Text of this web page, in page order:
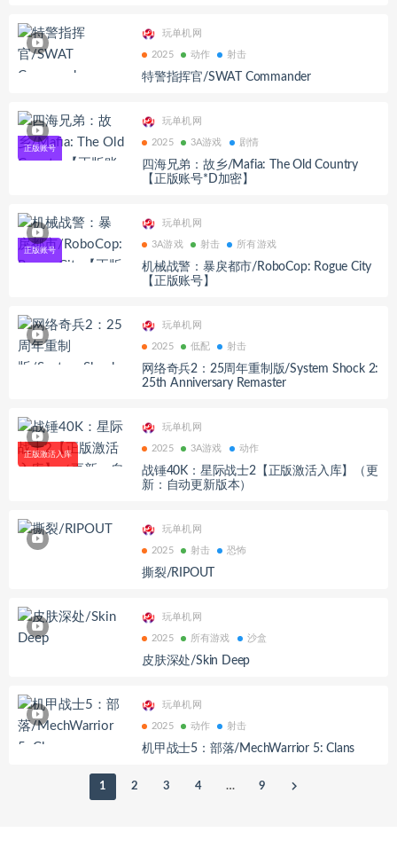
玩单机网
2025 动作 射击
特警指挥官/SWAT Commander
玩单机网
2025 3A游戏 剧情
四海兄弟：故乡/Mafia: The Old Country
【正版账号*D加密】
玩单机网
3A游戏 射击 所有游戏
机械战警：暴戾都市/RoboCop: Rogue City
【正版账号】
玩单机网
2025 低配 射击
网络奇兵2：25周年重制版/System Shock 2:
25th Anniversary Remaster
玩单机网
2025 3A游戏 动作
战锤40K：星际战士2【正版激活入库】（更
新：自动更新版本）
玩单机网
2025 射击 恐怖
撕裂/RIPOUT
玩单机网
2025 所有游戏 沙盒
皮肤深处/Skin Deep
玩单机网
2025 动作 射击
机甲战士5：部落/MechWarrior 5: Clans
1 2 3 4 … 9